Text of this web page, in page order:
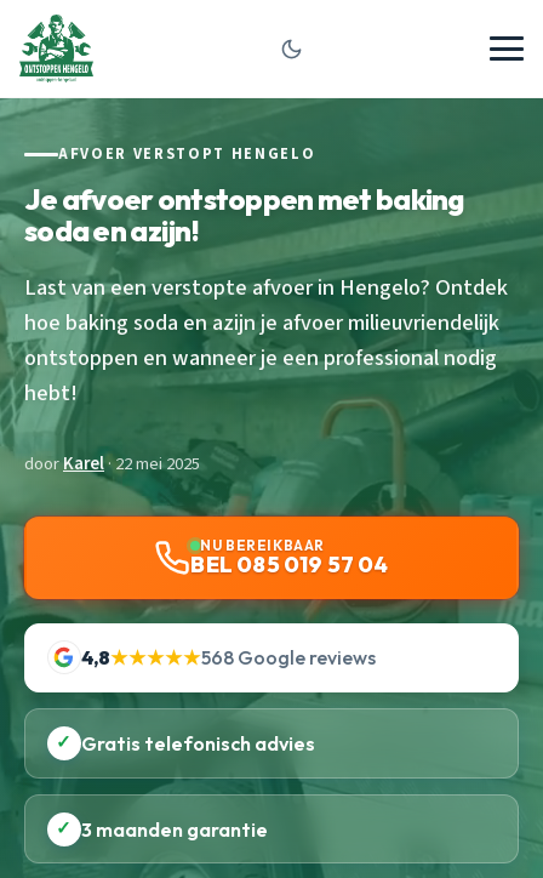
AFVOER VERSTOPT HENGELO
Je afvoer ontstoppen met baking
soda en azijn!
Last van een verstopte afvoer in Hengelo? Ontdek
hoe baking soda en azijn je afvoer milieuvriendelijk
ontstoppen en wanneer je een professional nodig
hebt!
doorKarel· 22 mei 2025
NU BEREIKBAAR
BEL 085 019 57 04
4,8★★★★★568 Google reviews
✓ Gratis telefonisch advies
✓ 3 maanden garantie